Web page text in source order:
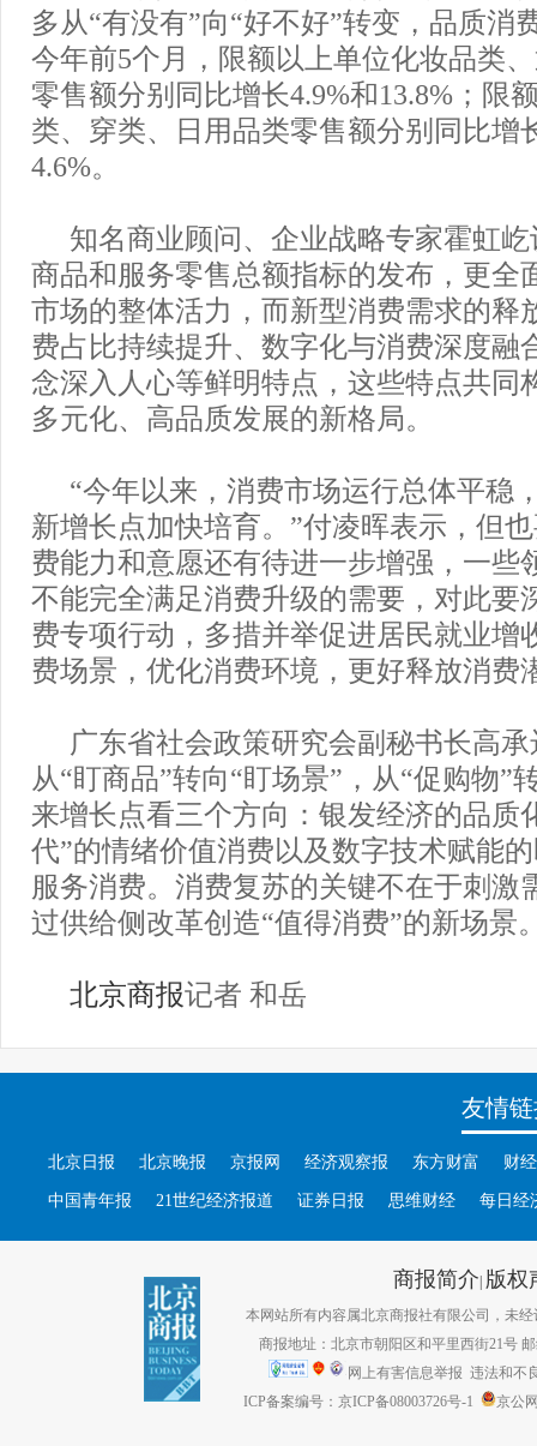
多从“有没有”向“好不好”转变，品质消
今年前5个月，限额以上单位化妆品类
零售额分别同比增长4.9%和13.8%；限
类、穿类、日用品类零售额分别同比增
4.6%。
知名商业顾问、企业战略专家霍虹
商品和服务零售总额指标的发布，更全
市场的整体活力，而新型消费需求的释
费占比持续提升、数字化与消费深度融
念深入人心等鲜明特点，这些特点共同
多元化、高品质发展的新格局。
“今年以来，消费市场运行总体平稳
新增长点加快培育。”付凌晖表示，但
费能力和意愿还有待进一步增强，一些
不能完全满足消费升级的需要，对此要
费专项行动，多措并举促进居民就业增
费场景，优化消费环境，更好释放消费
广东省社会政策研究会副秘书长高
从“盯商品”转向“盯场景”，从“促购物”
来增长点看三个方向：银发经济的品质
代”的情绪价值消费以及数字技术赋能
服务消费。消费复苏的关键不在于刺激
过供给侧改革创造“值得消费”的新场景
北京商报记者 和岳
友情
北京日报 北京晚报 京报网 经济观察报 东方财富 财
中国青年报 21世纪经济报道 证券日报 思维财经 每日经
商报简介| 版权
本网站所有内容属北京商报社有限公司，未经
商报地址：北京市朝阳区和平里西街21号
网上有害信息举报 违法和不
ICP备案编号：京ICP备08003726号-1
京公